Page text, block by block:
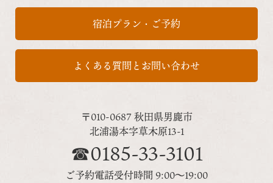
宿泊プラン・ご予約
よくある質問とお問い合わせ
〒010-0687 秋田県男鹿市
北浦湯本字草木原13-1
☎0185-33-3101
ご予約電話受付時間 9:00～19:00